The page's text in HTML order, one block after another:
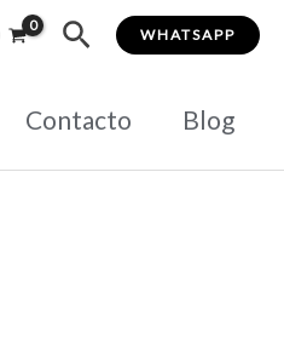
BuscarWHATSAPP
Contacto Blog